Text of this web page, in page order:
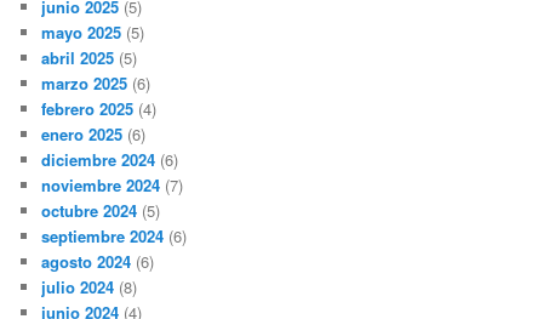
junio 2025 (5)
mayo 2025 (5)
abril 2025 (5)
marzo 2025 (6)
febrero 2025 (4)
enero 2025 (6)
diciembre 2024 (6)
noviembre 2024 (7)
octubre 2024 (5)
septiembre 2024 (6)
agosto 2024 (6)
julio 2024 (8)
junio 2024 (4)